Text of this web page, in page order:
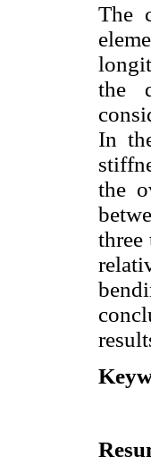
The
the
In
the
three